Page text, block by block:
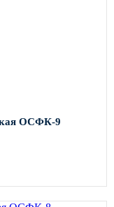
ОСФК-9